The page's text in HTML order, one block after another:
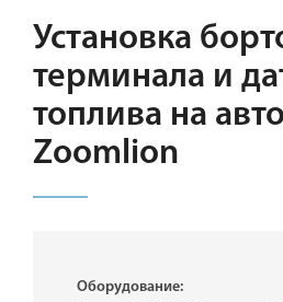
Установка
терминала и
топлива на
Zoomlion
Оборудование: